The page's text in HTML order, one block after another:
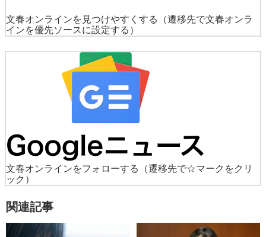
文春オンラインを見つけやすくする
（遷移先で文春オンラ
インを優先ソースに設定する）
文春オンラインをフォローする
（遷移先で☆マークをクリ
ック）
関連記事